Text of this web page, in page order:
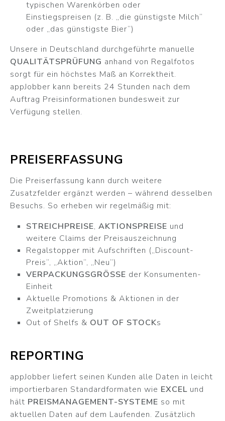
typischen Warenkörben oder
Einstiegspreisen (z. B. „die günstigste Milch“
oder „das günstigste Bier“)
Unsere in Deutschland durchgeführte manuelle
QUALITÄTSPRÜFUNG anhand von Regalfotos
sorgt für ein höchstes Maß an Korrektheit.
appJobber kann bereits 24 Stunden nach dem
Auftrag Preisinformationen bundesweit zur
Verfügung stellen.
PREISERFASSUNG
Die Preiserfassung kann durch weitere
Zusatzfelder ergänzt werden – während desselben
Besuchs. So erheben wir regelmäßig mit:
STREICHPREISE, AKTIONSPREISE und
weitere Claims der Preisauszeichnung
Regalstopper mit Aufschriften („Discount-
Preis“, „Aktion“, „Neu“)
VERPACKUNGSGRÖSSE
der Konsumenten-
Einheit
Aktuelle Promotions & Aktionen in der
Zweitplatzierung
Out of Shelfs & OUT OF STOCKs
REPORTING
appJobber liefert seinen Kunden alle Daten in leicht
importierbaren Standardformaten wie EXCEL und
hält PREISMANAGEMENT-SYSTEME so mit
aktuellen Daten auf dem Laufenden. Zusätzlich